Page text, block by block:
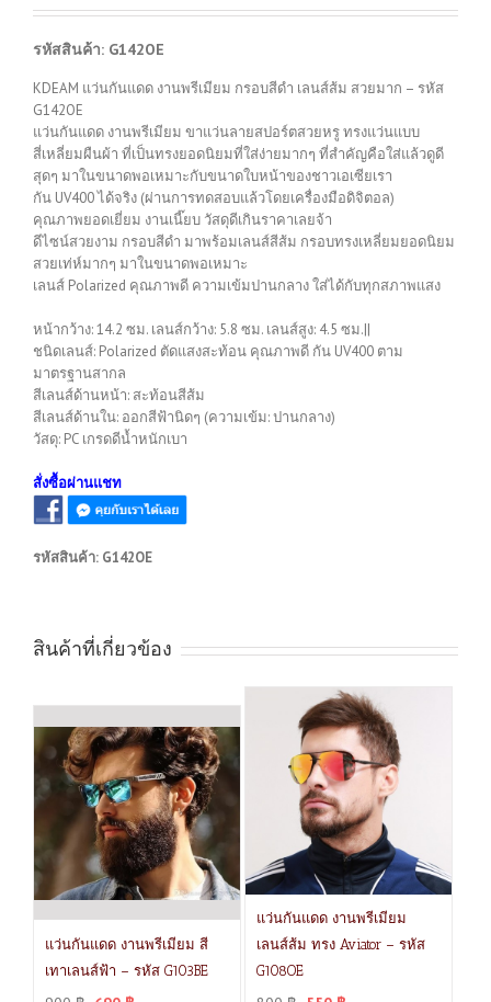
รหัสสินค้า: G142OE
KDEAM แว่นกันแดด งานพรีเมียม กรอบสีดำ เลนส์ส้ม สวยมาก – รหัส
G142OE
แว่นกันแดด งานพรีเมียม ขาแว่นลายสปอร์ตสวยหรู ทรงแว่นแบบ
สี่เหลี่ยมผืนผ้า ที่เป็นทรงยอดนิยมที่ใส่ง่ายมากๆ ที่สำคัญคือใส่แล้วดูดี
สุดๆ มาในขนาดพอเหมาะกับขนาดใบหน้าของชาวเอเซียเรา
กัน UV400 ได้จริง (ผ่านการทดสอบแล้วโดยเครื่องมือดิจิตอล)
คุณภาพยอดเยี่ยม งานเนี๊ยบ วัสดุดีเกินราคาเลยจ้า
ดีไซน์สวยงาม กรอบสีดำ มาพร้อมเลนส์สีส้ม กรอบทรงเหลี่ยมยอดนิยม
สวยเท่ห์มากๆ มาในขนาดพอเหมาะ
เลนส์ Polarized คุณภาพดี ความเข้มปานกลาง ใส่ได้กับทุกสภาพแสง
หน้ากว้าง: 14.2 ซม. เลนส์กว้าง: 5.8 ซม. เลนส์สูง: 4.5 ซม.||
ชนิดเลนส์: Polarized ตัดแสงสะท้อน คุณภาพดี กัน UV400 ตาม
มาตรฐานสากล
สีเลนส์ด้านหน้า: สะท้อนสีส้ม
สีเลนส์ด้านใน: ออกสีฟ้านิดๆ (ความเข้ม: ปานกลาง)
วัสดุ: PC เกรดดีน้ำหนักเบา
สั่งซื้อผ่านแชท
รหัสสินค้า: G142OE
สินค้าที่เกี่ยวข้อง
แว่นกันแดด งานพรีเมียม สี
เทาเลนส์ฟ้า – รหัส G103BE
แว่นกันแดด งานพรีเมียม
เลนส์ส้ม ทรง Aviator – รหัส
G108OE